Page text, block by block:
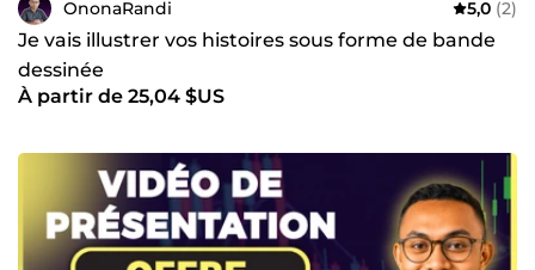
OnonaRandi 5,0 (2)
Je vais illustrer vos histoires sous forme de bande
dessinée
À partir de 25,04 $US